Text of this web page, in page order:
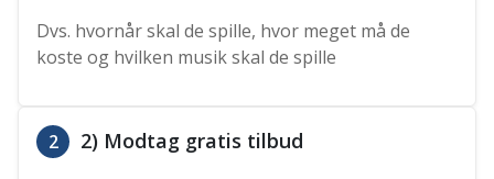
Dvs. hvornår skal de spille, hvor meget må de
koste og hvilken musik skal de spille
2 2) Modtag gratis tilbud